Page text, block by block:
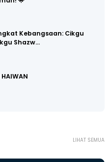
Kebangsaan: Cikgu
Shazw…
HAIWAN
LIHAT SEMUA